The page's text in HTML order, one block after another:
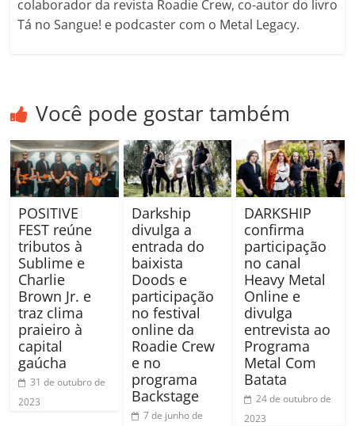
colaborador da revista Roadie Crew, co-autor do livro
Tá no Sangue! e podcaster com o Metal Legacy.
Você pode gostar também
POSITIVE
FEST reúne
tributos à
Sublime e
Charlie
Brown Jr. e
traz clima
praieiro à
capital
gaúcha
31 de outubro de
2023
Darkship
divulga a
entrada do
baixista
Doods e
participação
no festival
online da
Roadie Crew
e no
programa
Backstage
7 de junho de
DARKSHIP
confirma
participação
no canal
Heavy Metal
Online e
divulga
entrevista ao
Programa
Metal Com
Batata
24 de outubro de
2023